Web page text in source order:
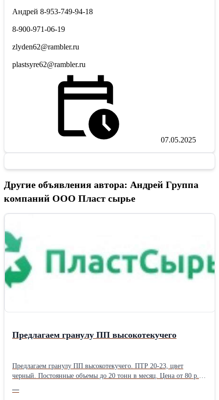
Андрей 8-953-749-94-18
8-900-971-06-19
zlyden62@rambler.ru
plastsyre62@rambler.ru
07.05.2025
Другие объявления автора: Андрей Группа
компаний ООО Пласт сырье
Предлагаем гранулу ПП высокотекучего
Предлагаем гранулу ПП высокотекучего. ПТР 20-23, цвет
черный. Постоянные объемы до 20 тонн в месяц. Цена от 80 р.
—